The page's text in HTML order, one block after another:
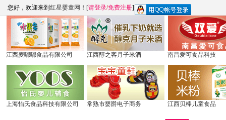
您好，欢迎来到 红星婴童网 ！[请登录/免费注册]
江西麦嘟嘟食品有限公司 江西醇之客月子米酒 南昌爱可食品科技
上海怡氏食品科技有限公司 常熟市婴爵电子商务 江西贝棒儿童食品